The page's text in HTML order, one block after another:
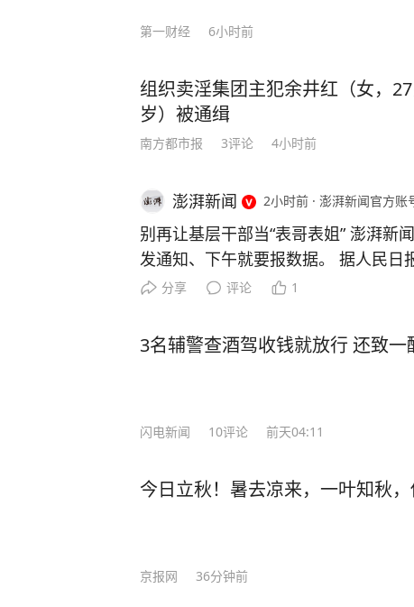
压：中国无人机成本只有美国的1%
让美军司令直呼“没法比”。 而我国如今之所以有这样的底气，就是因为有人才的支
首位。 当然，授人以鱼不如授人以渔。除了技术人才，还有一种更可贵的“文化战
士”。比如李柘远——用自己的方式，为国家
于一个特殊的家庭环境，自幼父母离
是，外公让李柘远总结出一套属于自己的高效学习方法
法”，将预习遇到的陌生公式和例题
等，把高中三年的知识点牢牢记住。 还有初高中时，李柘远应用“五大记忆法”，让学
习事半功倍： 李柘远在中学背诵《水调歌头》和《相见欢》时，就配合听以这两首词
为蓝本的歌曲《明月几时有》《独上
法，前一晚“听背”的单词已经记得非常牢固。 就这样，李柘远成绩一
人梦寐以求的机会 —— 清华大学的
国内外学霸笔记，归纳总结各种方法
一个“六步鸡血背单词法”，仅用10天
逐步的复习中，李柘远还用“康奈尔
习方法是快速发展的关键。” 最终，李柘远以托福116分（距离满分只差四分）和SAT
第一财经 6小时前
组织卖淫集团主犯余井红（女，
岁）被通缉
南方都市报 3评论 4小时前
澎湃新闻 2小时前 · 澎湃新闻官方账
别再让基层干部当“表哥表姐” 澎湃新
发通知、下午就要报数据。 据人民日
去年6月，江苏淮安金湖县工信局因频
随便发通知，需要先经过审核；数据
决的就不向基层索取；搭建直通企业
据可以理解，但每一次都向基层索要
助长作风虚浮、脱离实际的工作作风
报，多一点“沉下去”的走访，基层才能
分享 评论 1
3名辅警查酒驾收钱就放行 还致
闪电新闻 10评论 前天04:11
今日立秋！暑去凉来，一叶知秋
京报网 36分钟前